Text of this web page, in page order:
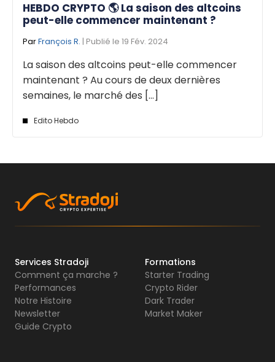
HEBDO CRYPTO 🌎 La saison des altcoins
peut-elle commencer maintenant ?
ParFrançois R. | Publié le 19 Fév. 2024
La saison des altcoins peut-elle commencer
maintenant ? Au cours de deux dernières
semaines, le marché des [...]
Edito Hebdo
Services Stradoji
Comment ça marche ?
Performances
Notre Histoire
Newsletter
Guide Crypto
Formations
Starter Trading
Crypto Rider
Dark Trader
Market Maker